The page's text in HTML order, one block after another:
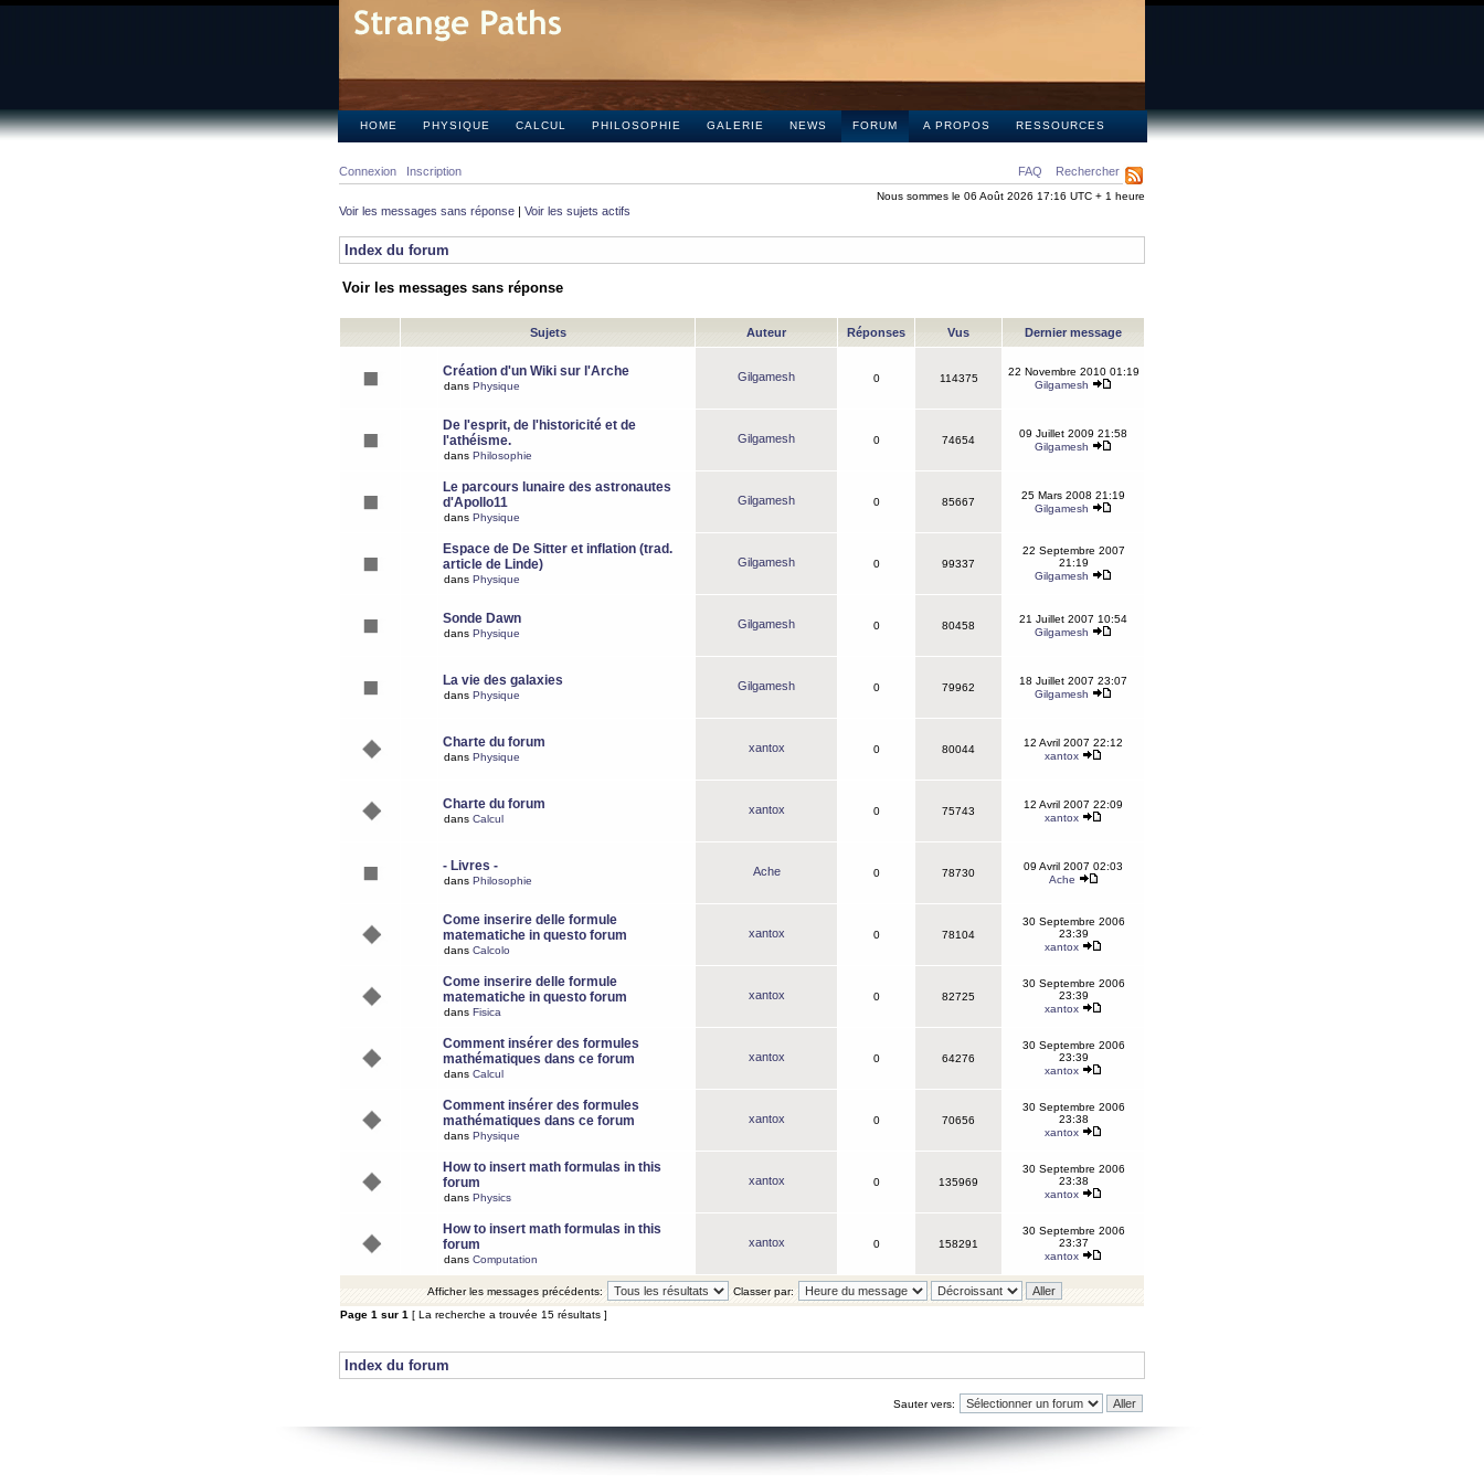
HOME PHYSIQUE CALCUL PHILOSOPHIE GALERIE NEWS FORUM A PROPOS RESSOURCES
FAQ Rechercher
Connexion Inscription
Nous sommes le 06 Août 2026 17:16 UTC + 1 heure
Voir les messages sans réponse | Voir les sujets actifs
Index du forum
Voir les messages sans réponse
Sujets Auteur Réponses Vus Dernier message
Création d'un Wiki sur l'Arche
dans Physique
Gilgamesh 0 114375
22 Novembre 2010 01:19
Gilgamesh
De l'esprit, de l'historicité et de
l'athéisme.
dans Philosophie
Gilgamesh 0 74654
09 Juillet 2009 21:58
Gilgamesh
Le parcours lunaire des astronautes
d'Apollo11
dans Physique
Gilgamesh 0 85667
25 Mars 2008 21:19
Gilgamesh
Espace de De Sitter et inflation (trad.
article de Linde)
dans Physique
Gilgamesh 0 99337
22 Septembre 2007
21:19
Gilgamesh
Sonde Dawn
dans Physique
Gilgamesh 0 80458
21 Juillet 2007 10:54
Gilgamesh
La vie des galaxies
dans Physique
Gilgamesh 0 79962
18 Juillet 2007 23:07
Gilgamesh
Charte du forum
dans Physique
xantox 0 80044
12 Avril 2007 22:12
xantox
Charte du forum
dans Calcul
xantox 0 75743
12 Avril 2007 22:09
xantox
- Livres -
dans Philosophie
Ache 0 78730
09 Avril 2007 02:03
Ache
Come inserire delle formule
matematiche in questo forum
dans Calcolo
xantox 0 78104
30 Septembre 2006
23:39
xantox
Come inserire delle formule
matematiche in questo forum
dans Fisica
xantox 0 82725
30 Septembre 2006
23:39
xantox
Comment insérer des formules
mathématiques dans ce forum
dans Calcul
xantox 0 64276
30 Septembre 2006
23:39
xantox
Comment insérer des formules
mathématiques dans ce forum
dans Physique
xantox 0 70656
30 Septembre 2006
23:38
xantox
How to insert math formulas in this
forum
dans Physics
xantox 0 135969
30 Septembre 2006
23:38
xantox
How to insert math formulas in this
forum
dans Computation
xantox 0 158291
30 Septembre 2006
23:37
xantox
Afficher les messages précédents:
Classer par:
Page 1 sur 1 [ La recherche a trouvée 15 résultats ]
Index du forum
Sauter vers: